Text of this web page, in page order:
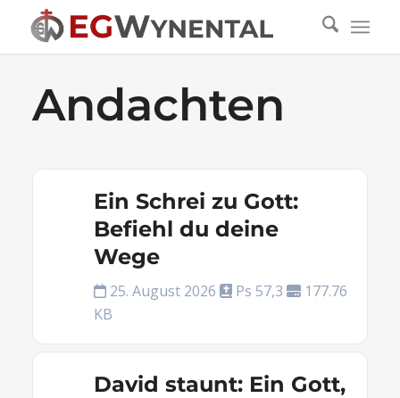
Andachten
Ein Schrei zu Gott:
Befiehl du deine
Wege
25. August 2026 Ps 57,3
177.76
KB
David staunt: Ein Gott,